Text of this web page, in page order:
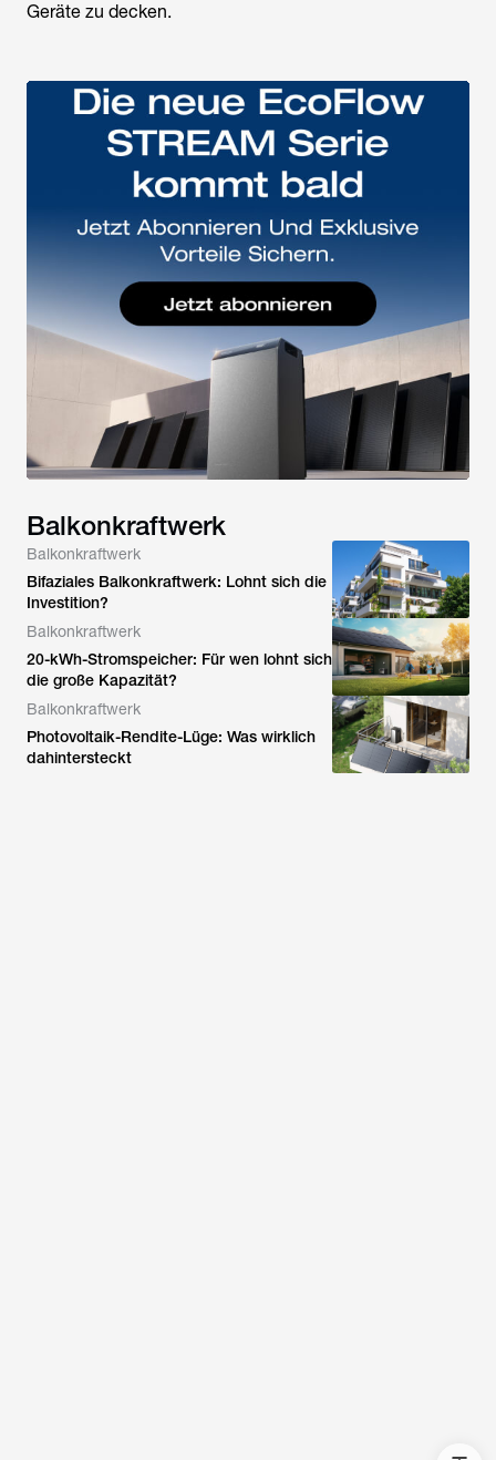
Geräte zu decken.
Balkonkraftwerk
Balkonkraftwerk
Bifaziales Balkonkraftwerk: Lohnt sich die
Investition?
Balkonkraftwerk
20-kWh-Stromspeicher: Für wen lohnt sich
die große Kapazität?
Balkonkraftwerk
Photovoltaik-Rendite-Lüge: Was wirklich
dahintersteckt